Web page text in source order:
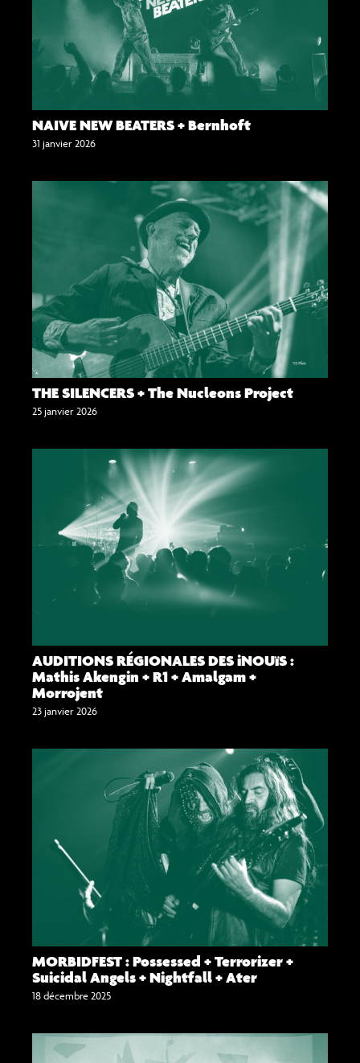
NAIVE NEW BEATERS + Bernhoft
31 janvier 2026
THE SILENCERS + The Nucleons Project
25 janvier 2026
AUDITIONS RÉGIONALES DES iNOUïS :
Mathis Akengin + R1 + Amalgam +
Morrojent
23 janvier 2026
MORBIDFEST : Possessed + Terrorizer +
Suicidal Angels + Nightfall + Ater
18 décembre 2025